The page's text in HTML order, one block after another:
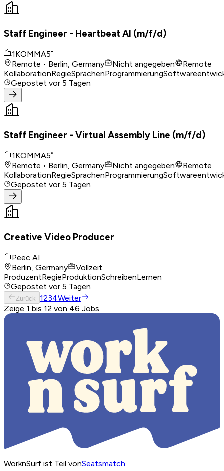
Staff Engineer - Heartbeat AI (m/f/d)
1KOMMA5˚
Remote • Berlin, Germany
Nicht angegeben
Remote
KollaborationRegieSprachenProgrammierung
Gepostet vor 5 Tagen
Staff Engineer - Virtual Assembly Line (m/f/d)
1KOMMA5˚
Remote • Berlin, Germany
Nicht angegeben
Remote
KollaborationRegieSprachenProgrammierung
Gepostet vor 5 Tagen
Creative Video Producer
Peec AI
Berlin, Germany
Vollzeit
ProduzentRegieProduktionSchreibenLernen
Gepostet vor 5 Tagen
Zurück 1234Weiter
Zeige 1 bis 12 von 46 Jobs
WorknSurf ist Teil vonSeatsmatch